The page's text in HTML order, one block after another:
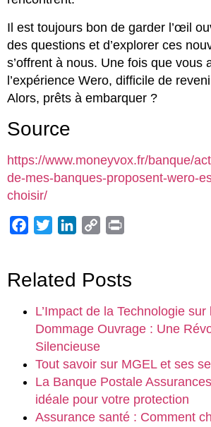
Il est toujours bon de garder l’œil
des questions et d’explorer ces
s’offrent à nous. Une fois que vous
l’expérience Wero, difficile de
Alors, prêts à embarquer ?
Source
https://www.moneyvox.fr/banque/
de-mes-banques-proposent-wero-
choisir/
Facebook
TwitterLinkedIn
Copy
Related Posts
L’Impact de la Technologie sur
Dommage Ouvrage : Une
Silencieuse
Tout savoir sur MGEL et ses
La Banque Postale
idéale pour votre protection
Assurance santé : Comment